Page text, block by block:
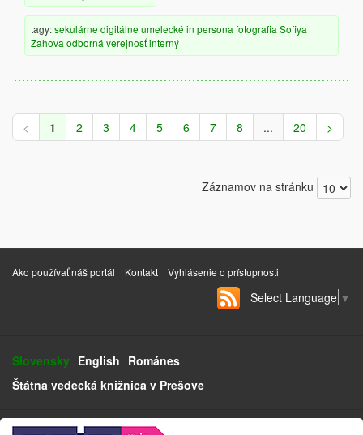
tagy:sekulárne digitálne umelecké in persona fotografia Sofiya
Zahova odborná verejnosťinterný
< 1 2 3 4 5 6 7 8 ... 20 >
Záznamov na stránku
Ako používať náš portál Kontakt Vyhlásenie o prístupnosti
Select Language ▼
Slovensky English Románes
Štátna vedecká knižnica v Prešove